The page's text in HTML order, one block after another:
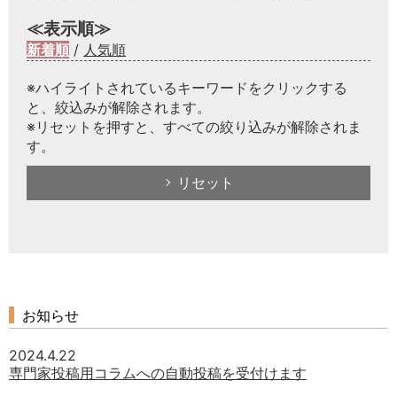
≪表示順≫
新着順 / 人気順
※ハイライトされているキーワードをクリックする
と、絞込みが解除されます。
※リセットを押すと、すべての絞り込みが解除されま
す。
リセット
お知らせ
2024.4.22
専門家投稿用コラムへの自動投稿を受付けます